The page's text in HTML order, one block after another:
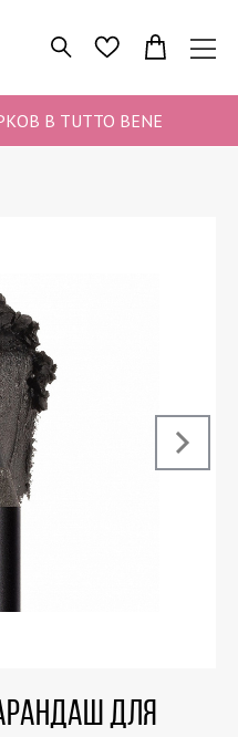
В TUTTO BENE
ПОИСК ИЗБРАННОЕ
›
для